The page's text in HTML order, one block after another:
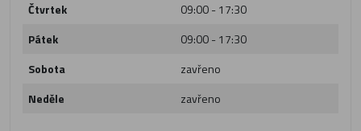
Čtvrtek
09:00 - 17:30
Pátek
09:00 - 17:30
Sobota
zavřeno
Neděle
zavřeno